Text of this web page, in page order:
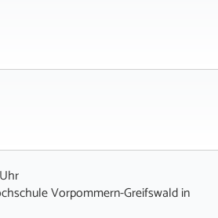
Vorpommern-Greifswaldin